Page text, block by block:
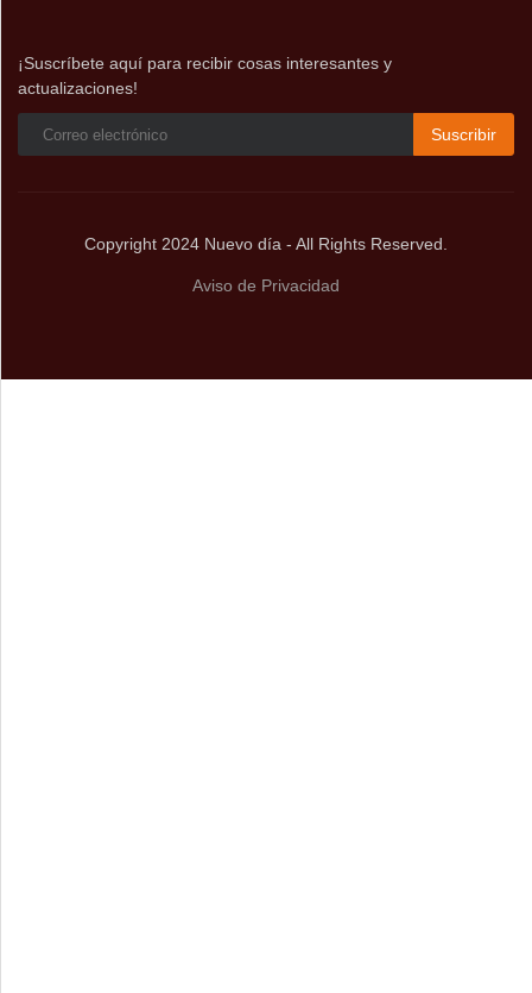
¡Suscríbete aquí para recibir cosas interesantes y
actualizaciones!
Suscribir
Copyright 2024 Nuevo día - All Rights Reserved.
Aviso de Privacidad